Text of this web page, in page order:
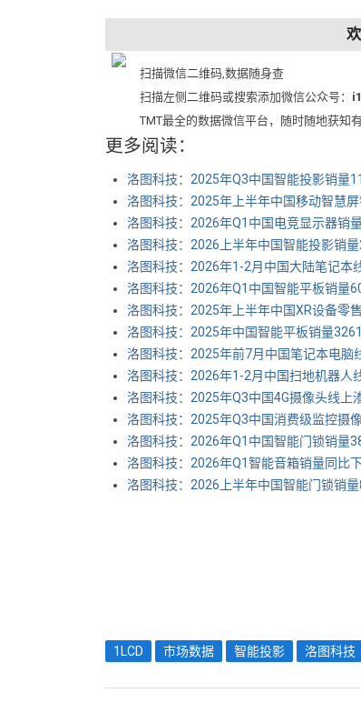
扫描微信二维码,数据随身查
扫描左侧二维码或搜索添加微信公众号：
TMT最全的数据微信平台，随时随地获知
更多阅读：
洛图科技：2025年Q3中国智能投影销量
洛图科技：2025年上半年中国移动智慧
洛图科技：2026年Q1中国电竞显示器销
洛图科技：2026上半年中国智能投影销
洛图科技：2026年1-2月中国大陆笔记本
洛图科技：2026年Q1中国智能平板销量
洛图科技：2025年上半年中国XR设备零
洛图科技：2025年中国智能平板销量
洛图科技：2025年前7月中国笔记本电脑
洛图科技：2026年1-2月中国扫地机器人
洛图科技：2025年Q3中国4G摄像头线上
洛图科技：2025年Q3中国消费级监控摄
洛图科技：2026年Q1中国智能门锁销量
洛图科技：2026年Q1智能音箱销量同比
洛图科技：2026上半年中国智能门锁销
1LCD 市场数据 智能投影 洛图科技